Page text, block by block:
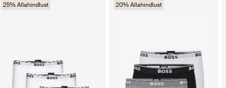
25% Allahindlust 20% Allahindlust